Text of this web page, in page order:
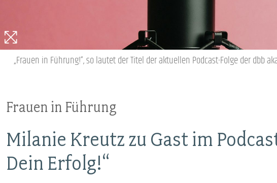
„Frauen in Führung!“, so lautet der Titel der aktuellen Podcast-Folge der dbb
Frauen in Führung
Milanie Kreutz zu Gast im
Dein Erfolg!“